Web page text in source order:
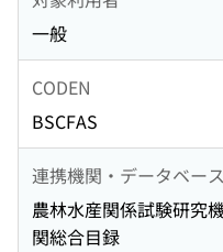
一般
CODEN
BSCFAS
連携機関・データベース
農林水産関係試験研究
関総合目録